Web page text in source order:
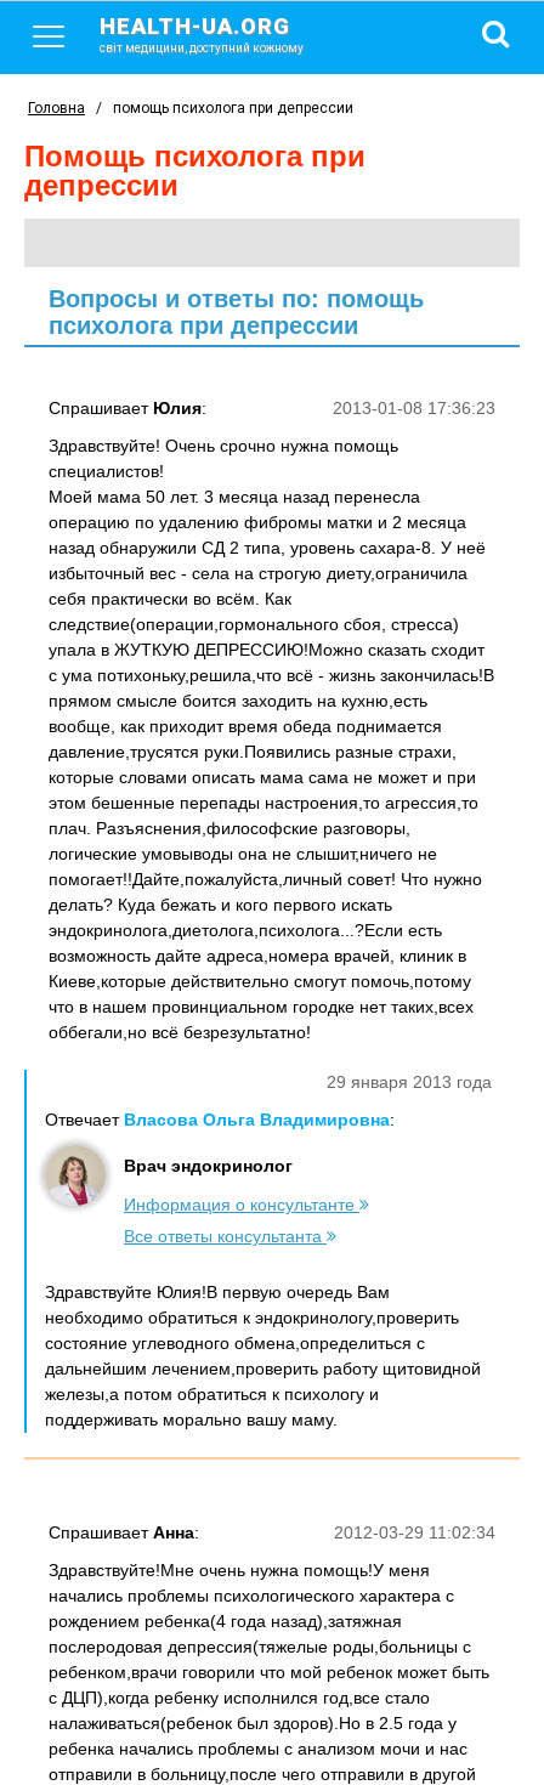
HEALTH-UA.ORG
світ медицини, доступний кожному
Головна / помощь психолога при депрессии
помощь психолога при
депрессии
Вопросы и ответы по: помощь
психолога при депрессии
2013-01-08 17:36:23
Спрашивает Юлия:
Здравствуйте! Очень срочно нужна помощь
специалистов!
Моей мама 50 лет. 3 месяца назад перенесла
операцию по удалению фибромы матки и 2 месяца
назад обнаружили СД 2 типа, уровень сахара-8. У неё
избыточный вес - села на строгую диету,ограничила
себя практически во всём. Как
следствие(операции,гормонального сбоя, стресса)
упала в ЖУТКУЮ ДЕПРЕССИЮ!Можно сказать сходит
с ума потихоньку,решила,что всё - жизнь закончилась!В
прямом смысле боится заходить на кухню,есть
вообще, как приходит время обеда поднимается
давление,трусятся руки.Появились разные страхи,
которые словами описать мама сама не может и при
этом бешенные перепады настроения,то агрессия,то
плач. Разъяснения,философские разговоры,
логические умовыводы она не слышит,ничего не
помогает!!Дайте,пожалуйста,личный совет! Что нужно
делать? Куда бежать и кого первого искать
эндокринолога,диетолога,психолога...?Если есть
возможность дайте адреса,номера врачей, клиник в
Киеве,которые действительно смогут помочь,потому
что в нашем провинциальном городке нет таких,всех
оббегали,но всё безрезультатно!
29 января 2013 года
Отвечает Власова Ольга Владимировна:
Врач эндокринолог
Информация о консультанте
Все ответы консультанта
Здравствуйте Юлия!В первую очередь Вам
необходимо обратиться к эндокринологу,проверить
состояние углеводного обмена,определиться с
дальнейшим лечением,проверить работу щитовидной
железы,а потом обратиться к психологу и
поддерживать морально вашу маму.
2012-03-29 11:02:34
СпрашиваетАнна:
Здравствуйте!Мне очень нужна помощь!У меня
начались проблемы психологического характера с
рождением ребенка(4 года назад),затяжная
послеродовая депрессия(тяжелые роды,больницы с
ребенком,врачи говорили что мой ребенок может быть
с ДЦП),когда ребенку исполнился год,все стало
налаживаться(ребенок был здоров).Но в 2.5 года у
ребенка начались проблемы с анализом мочи и нас
отправили в больницу,после чего отправили в другой